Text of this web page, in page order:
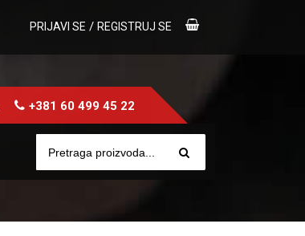
PRIJAVI SE / REGISTRUJ SE
+381 60 499 45 22